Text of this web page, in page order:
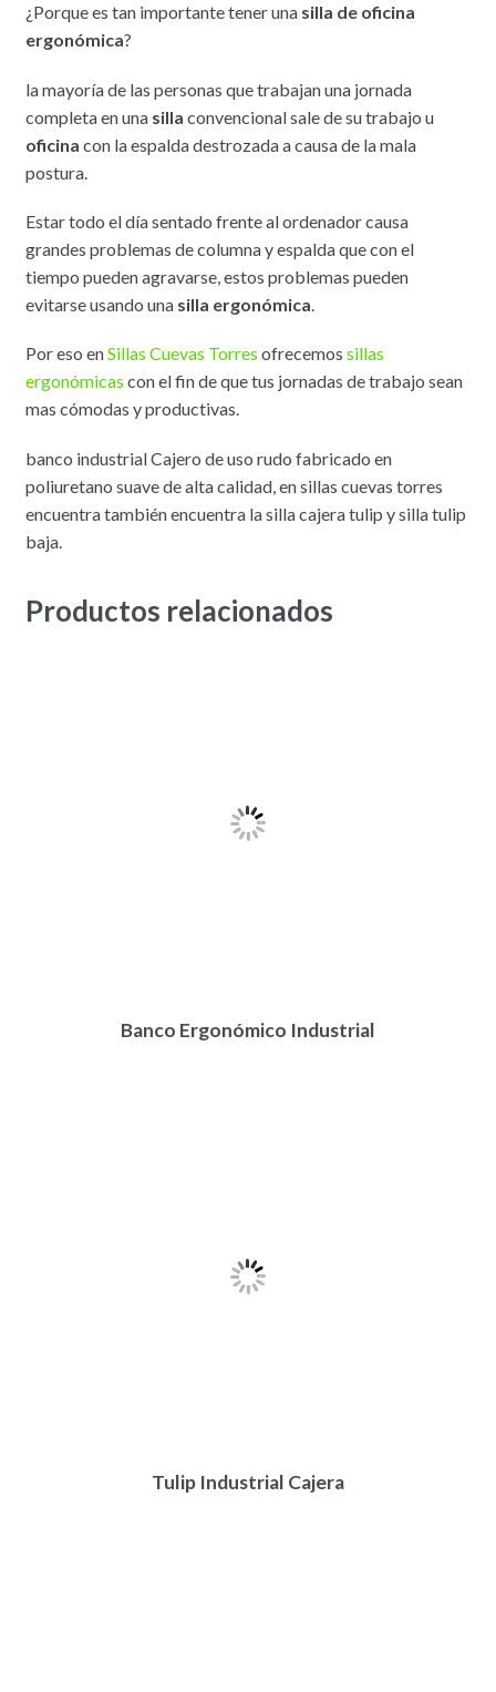
¿Porque es tan importante tener una silla de oficina
ergonómica?
la mayoría de las personas que trabajan una jornada
completa en una silla convencional sale de su trabajo u
oficina con la espalda destrozada a causa de la mala
postura.
Estar todo el día sentado frente al ordenador causa
grandes problemas de columna y espalda que con el
tiempo pueden agravarse, estos problemas pueden
evitarse usando una silla ergonómica.
Por eso enSillas Cuevas Torres ofrecemos sillas
ergonómicas con el fin de que tus jornadas de trabajo sean
mas cómodas y productivas.
banco industrial Cajero de uso rudo fabricado en
poliuretano suave de alta calidad, en sillas cuevas torres
encuentra también encuentra la silla cajera tulip y silla tulip
baja.
Productos relacionados
Banco Ergonómico Industrial
Tulip Industrial Cajera